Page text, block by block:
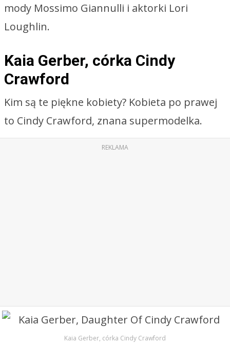
mody Mossimo Giannulli i aktorki Lori
Loughlin.
Kaia Gerber, córka Cindy
Crawford
Kim są te piękne kobiety? Kobieta po prawej
to Cindy Crawford, znana supermodelka.
REKLAMA
Kaia Gerber, córka Cindy Crawford